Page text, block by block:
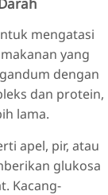
mengatasi
yang
dengan
dan protein,
lama.
apel, pir, atau
glukosa
Kacang-